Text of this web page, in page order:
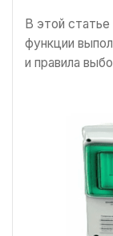
В этой
функции
и правила